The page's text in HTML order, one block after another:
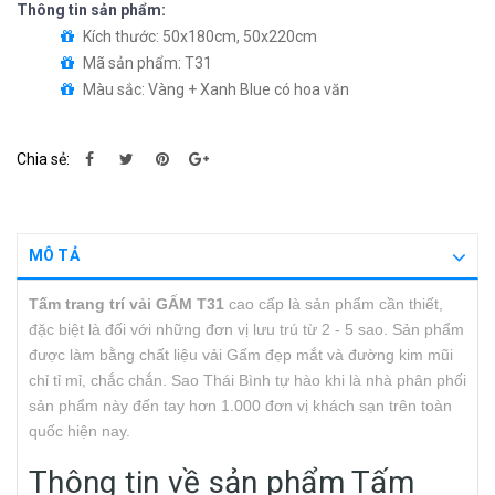
Thông tin sản phẩm:
Kích thước: 50x180cm, 50x220cm
Mã sản phẩm: T31
Màu sắc: Vàng + Xanh Blue có hoa văn
Chia sẻ:
MÔ TẢ
Tấm trang trí vải GẤM T31 cao cấp là sản phẩm cần thiết,
đặc biệt là đối với những đơn vị lưu trú từ 2 - 5 sao. Sản phẩm
được làm bằng chất liệu vải Gấm đẹp mắt và đường kim mũi
chỉ tỉ mỉ, chắc chắn. Sao Thái Bình tự hào khi là nhà phân phối
sản phẩm này đến tay hơn 1.000 đơn vị khách sạn trên toàn
quốc hiện nay.
Thông tin về sản phẩm Tấm